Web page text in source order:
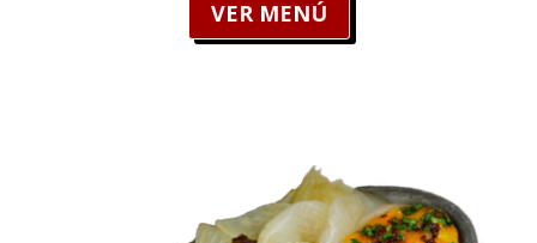
VER MENÚ